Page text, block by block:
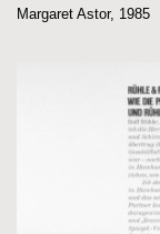
Margaret Astor, 1985